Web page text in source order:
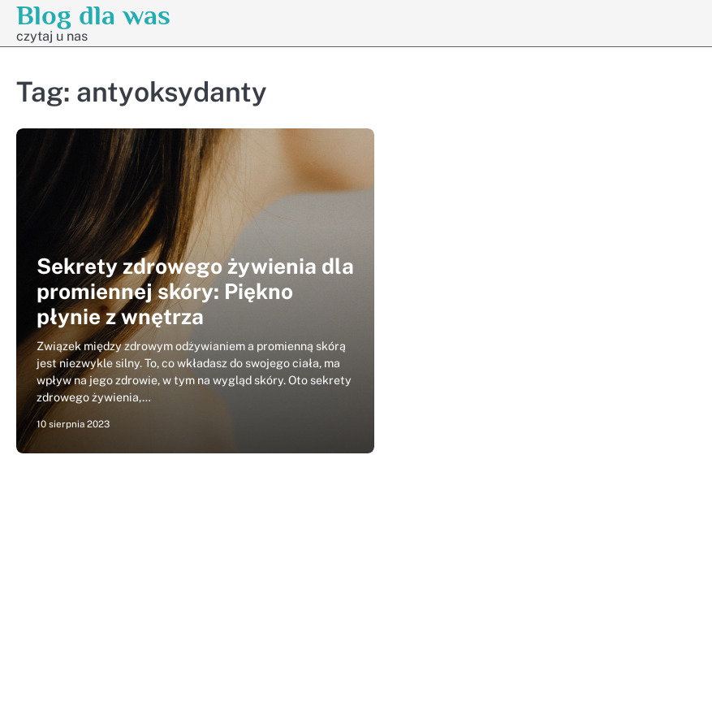
Skip
content
Blog dla was
czytaj u nas
Tag: antyoksydanty
Sekrety zdrowego żywienia dla
promiennej skóry: Piękno
płynie z wnętrza
Związek między zdrowym odżywianiem a promienną skórą
jest niezwykle silny. To, co wkładasz do swojego ciała, ma
wpływ na jego zdrowie, w tym na wygląd skóry. Oto sekrety
zdrowego żywienia,…
10 sierpnia 2023